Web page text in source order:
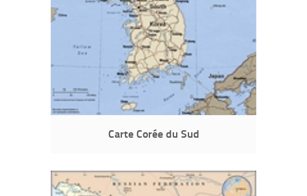
Carte Corée du Sud